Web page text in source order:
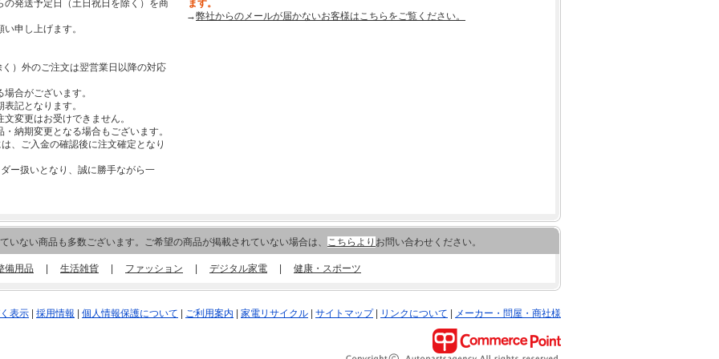
発送予定日（土日祝日を除く）を商
申し上げます。
）外のご注文は翌営業日以降の対応
合がございます。
記となります。
変更はお受けできません。
納期変更となる場合もございます。
、ご入金の確認後に注文確定となり
ー扱いとなり、誠に勝手ながら一
ます。
→弊社からのメールが届かないお客様はこちらをご覧ください。
いない商品も多数ございます。ご希望の商品が掲載されていない場合は、 こちらより お問い合わせください。
備用品 生活雑貨 ファッション デジタル家電 健康・スポーツ
表示 採用情報 個人情報保護について ご利用案内 家電リサイクル サイトマップ| リンクについて メーカー・問屋・商社様